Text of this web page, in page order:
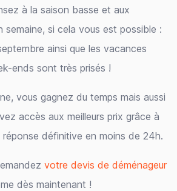
à la saison basse et aux
semaine, si cela vous est possible :
ainsi que les vacances
ends sont très prisés !
vous gagnez du temps mais aussi
accès aux meilleurs prix grâce à
définitive en moins de 24h.
votre devis de déménageur
dès maintenant !